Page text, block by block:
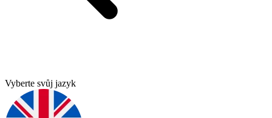
Vyberte svůj jazyk